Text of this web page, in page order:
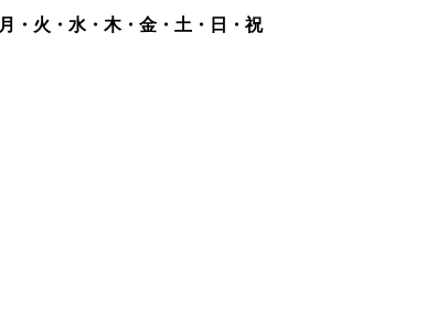
月・火・水・木・金・土・日・祝